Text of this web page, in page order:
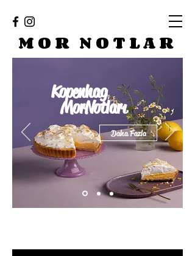
MOR NOTLAR
Kopenhag
MorNotları
Daha Fazla